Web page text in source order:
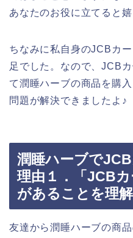
あなたのお役に立てると嬉
ちなみに私自身のJCBカ
足でした。なので、JCB
て潤睡ハーブの商品を購
問題が解決できましたよ♪
潤睡ハーブで
理由１．「JCB
があることを理解
友達から潤睡ハーブの商